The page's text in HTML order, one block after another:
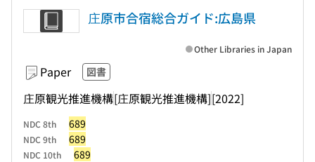
庄原市合宿総合ガイド:広島県
Paper 図書
庄原観光推進機構[庄原観光推進機構][2022]
Other Libraries in Japan
NDC 8th 689
NDC 9th 689
NDC 10th 689